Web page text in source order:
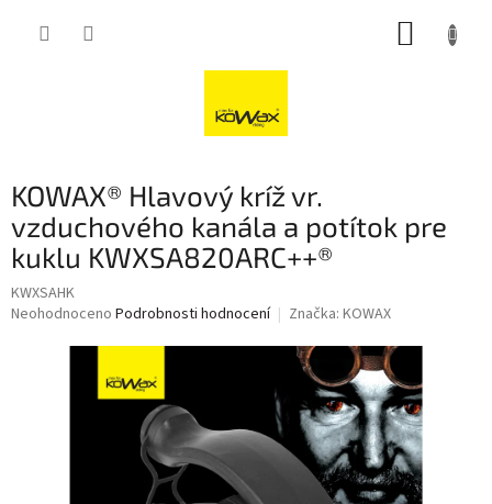
KOWAX® Hlavový kríž vr.
vzduchového kanála a potítok pre
kuklu KWXSA820ARC++®
KWXSAHK
Průměrné
Neohodnoceno Podrobnosti hodnocení Značka: KOWAX